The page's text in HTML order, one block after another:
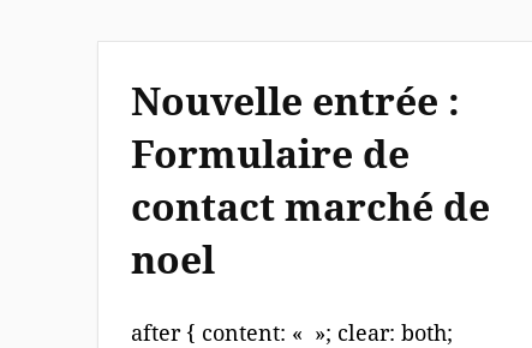
Nouvelle entrée :
Formulaire de
contact marché de
noel
after { content: « »; clear: both;